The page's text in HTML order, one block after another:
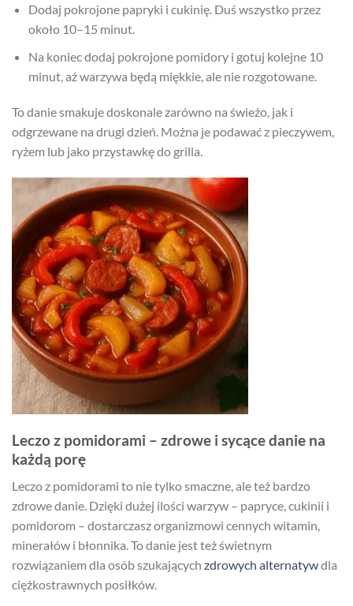
Dodaj pokrojone papryki i cukinię. Duś wszystko przez
około 10–15 minut.
Na koniec dodaj pokrojone pomidory i gotuj kolejne 10
minut, aż warzywa będą miękkie, ale nie rozgotowane.
To danie smakuje doskonale zarówno na świeżo, jak i
odgrzewane na drugi dzień. Można je podawać z pieczywem,
ryżem lub jako przystawkę do grilla.
Leczo z pomidorami – zdrowe i sycące danie na
każdą porę
Leczo z pomidorami to nie tylko smaczne, ale też bardzo
zdrowe danie. Dzięki dużej ilości warzyw – papryce, cukinii i
pomidorom – dostarczasz organizmowi cennych witamin,
minerałów i błonnika. To danie jest też świetnym
rozwiązaniem dla osób szukających zdrowych alternatywdla
ciężkostrawnych posiłków.